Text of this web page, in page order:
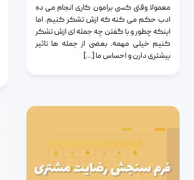
معمولا وقتی کسی برامون کاری انجام می ده
ادب حکم می کنه که ازش تشکر کنیم. اما
اینکه چطور و با گفتن چه جمله ای ازش تشکر
کنیم خیلی مهمه. بعضی از جمله ها تاثیر
بیشتری دارن و احساس ما […]